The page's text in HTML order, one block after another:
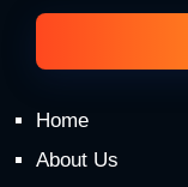
Home
About Us